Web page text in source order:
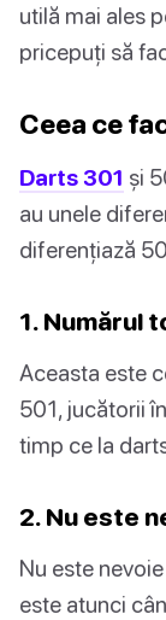
utilă mai ales
pricepuți să
Ceea ce
Darts 301 și
au unele
diferențiază
1. Numărul
Aceasta este
501, jucătorii
timp ce la
2. Nu este
Nu este nevoie
este atunci